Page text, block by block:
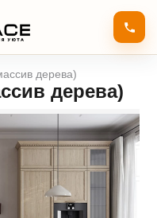
дерева)
дерева)